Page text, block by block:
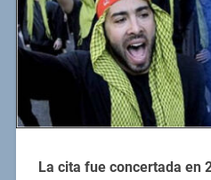
La cita fue concertada en